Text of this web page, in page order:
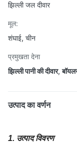
झिल्ली जल दीवार
मूल:
शंघाई, चीन
प्रमुखता देना
झिल्ली पानी की दीवार,
उत्पाद का वर्णन
1. उत्पाद विवरण